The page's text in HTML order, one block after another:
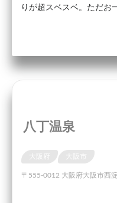
りが超スベスベ。ただお
八丁温泉
〒555-0012 大阪府大阪市西